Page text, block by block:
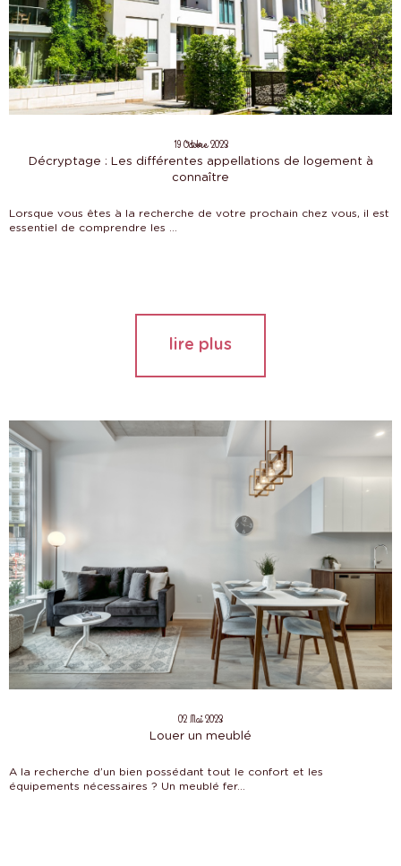
19 Octobre 2023
Décryptage : Les différentes appellations de logement à
connaître
Lorsque vous êtes à la recherche de votre prochain chez vous, il est
essentiel de comprendre les ...
lire plus
02 Mai 2023
Louer un meublé
A la recherche d’un bien possédant tout le confort et les
équipements nécessaires ? Un meublé fer...